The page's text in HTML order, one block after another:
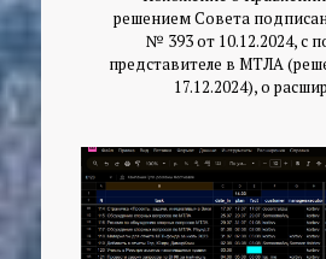
решением Совета
№ 393 от 10.12.2024, с
представителе в МТЛА
17.12.2024), о